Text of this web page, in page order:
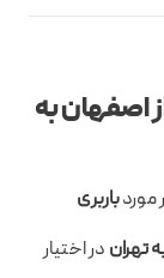
اصفهان به
موردباربری
تهران در اختیار